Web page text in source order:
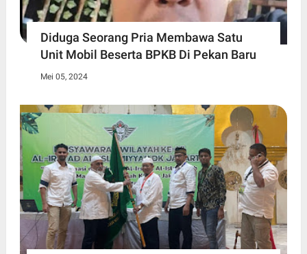
Diduga Seorang Pria Membawa Satu
Unit Mobil Beserta BPKB Di Pekan Baru
Mei 05, 2024